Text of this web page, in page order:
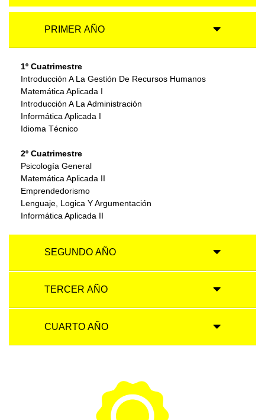
PRIMER AÑO
1º Cuatrimestre
Introducción A La Gestión De Recursos Humanos
Matemática Aplicada I
Introducción A La Administración
Informática Aplicada I
Idioma Técnico
2º Cuatrimestre
Psicología General
Matemática Aplicada II
Emprendedorismo
Lenguaje, Logica Y Argumentación
Informática Aplicada II
SEGUNDO AÑO
TERCER AÑO
CUARTO AÑO